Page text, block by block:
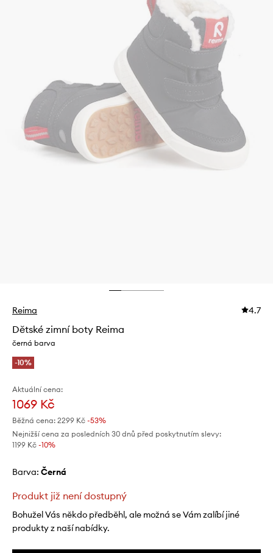
Reima 4.7
Dětské zimní boty Reima
černá barva
-10%
Aktuální cena:
1069 Kč
Běžná cena: 2299 Kč -53%
Nejnižší cena za posledních 30 dnů před poskytnutím slevy:
1199 Kč -10%
Barva: černá
Produkt již není dostupný
Bohužel Vás někdo předběhl, ale možná se Vám zalíbí jiné
produkty z naší nabídky.